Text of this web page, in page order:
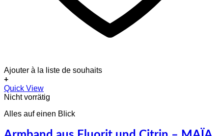
Ajouter à la liste de souhaits
+
Quick View
Nicht vorrätig
Alles auf einen Blick